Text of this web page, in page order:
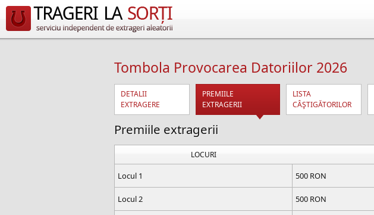
Tombola Provocarea Datoriilor 2026
DETALII
EXTRAGERE
PREMIILE
EXTRAGERII
LISTA
CÂŞTIGĂTORILOR
Premiile extragerii
LOCURI
Locul 1 500 RON
Locul 2 500 RON